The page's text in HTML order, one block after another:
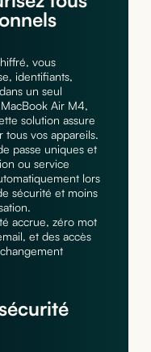
vous
identifiants,
un seul
Air M4,
solution assure
tous vos appareils.
passe uniques et
ou service
lors
sécurité et moins
accrue, zéro mot
et des accès